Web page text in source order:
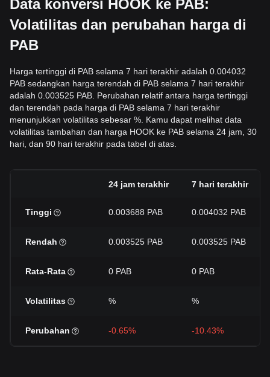
Data konversi HOOK ke PAB:
Volatilitas dan perubahan harga di
PAB
Harga tertinggi di PAB selama 7 hari terakhir adalah 0.004032
PAB sedangkan harga terendah di PAB selama 7 hari terakhir
adalah 0.003525 PAB. Perubahan relatif antara harga tertinggi
dan terendah pada harga di PAB selama 7 hari terakhir
menunjukkan volatilitas sebesar %. Kamu dapat melihat data
volatilitas tambahan dan harga HOOK ke PAB selama 24 jam, 30
hari, dan 90 hari terakhir pada tabel di atas.
24 jam terakhir 7 hari terakhir
Tinggi 0.003688 PAB 0.004032 PAB
Rendah 0.003525 PAB 0.003525 PAB
Rata-Rata 0 PAB 0 PAB
Volatilitas % %
Perubahan -0.65% -10.43%